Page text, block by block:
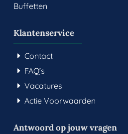
Buffetten
Klantenservice
Contact
FAQ’s
Vacatures
Actie Voorwaarden
Antwoord op jouw vragen